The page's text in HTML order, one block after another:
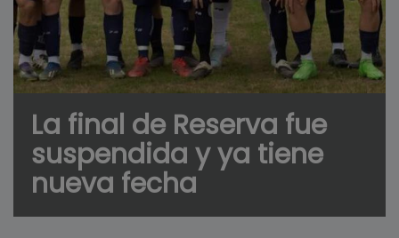
La final de Reserva fue
suspendida y ya tiene
nueva fecha